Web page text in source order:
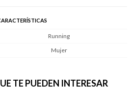
Running
Mujer
TE PUEDEN INTERESAR